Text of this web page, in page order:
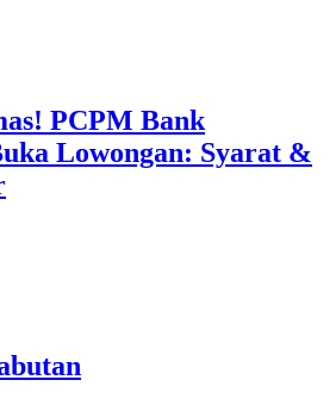
PCPM Bank
Lowongan: Syarat &